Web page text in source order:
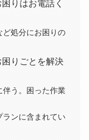
りはお電話く
ど処分にお困りの
りごとを解決
う。困った作業
ンに含まれてい